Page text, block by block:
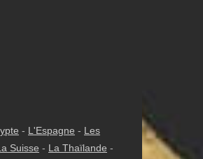
- L'Espagne - Les
Suisse - La Thaïlande -